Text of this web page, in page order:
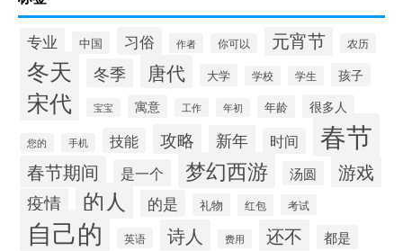
专业 中国 习俗 作者 你可以 元宵节 农历
冬天 冬季 唐代 大学 学校 学生 孩子
宋代 宝宝 寓意 工作 年初 年龄 很多人
您的 手机 技能 攻略 新年 时间 春节
春节期间 是一个 梦幻西游 汤圆 游戏
疫情 的人 的是 礼物 红包 考试
自己的 英语 诗人 费用 还不 都是